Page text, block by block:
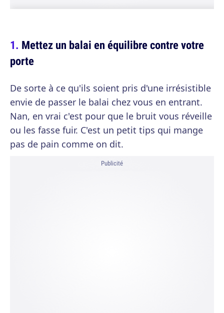
Mettez un balai en équilibre contre votre
porte
De sorte à ce qu'ils soient pris d'une irrésistible
envie de passer le balai chez vous en entrant.
Nan, en vrai c'est pour que le bruit vous réveille
ou les fasse fuir. C'est un petit tips qui mange
pas de pain comme on dit.
Publicité